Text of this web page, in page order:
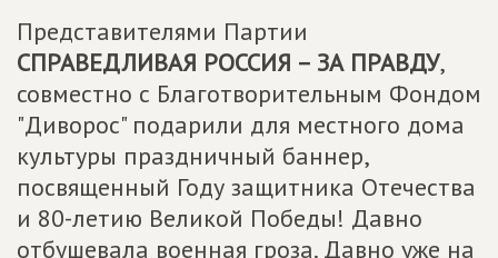
Представителями Партии
СПРАВЕДЛИВАЯ РОССИЯ – ЗА ПРАВДУ,
совместно с Благотворительным Фондом
"Диворос" подарили для местного дома
культуры праздничный баннер,
посвященный Году защитника Отечества
и 80-летию Великой Победы! Давно
отбушевала военная гроза. Давно уже на